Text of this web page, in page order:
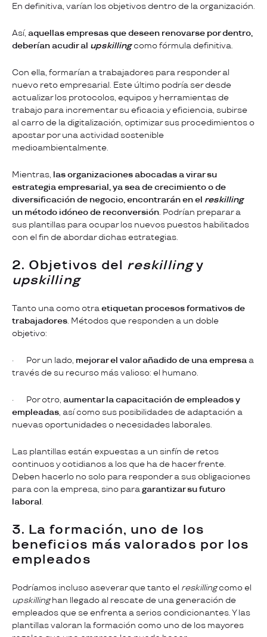
En definitiva, varían los objetivos dentro de la organización.
Así, aquellas empresas que deseen renovarse por dentro,
deberían acudir al upskillingcomo fórmula definitiva.
Con ella, formarían a trabajadores para responder al
nuevo reto empresarial. Este último podría ser desde
actualizar los protocolos, equipos y herramientas de
trabajo para incrementar su eficacia y eficiencia, subirse
al carro de la digitalización, optimizar sus procedimientos o
apostar por una actividad sostenible
medioambientalmente.
Mientras, las organizaciones abocadas a virar su
estrategia empresarial, ya sea de crecimiento o de
diversificación de negocio, encontrarán en el reskilling
un método idóneo de reconversión. Podrían preparar a
sus plantillas para ocupar los nuevos puestos habilitados
con el fin de abordar dichas estrategias.
2. Objetivos del reskillingy
upskilling
Tanto una como otraetiquetan procesos formativos de
trabajadores. Métodos que responden a un doble
objetivo:
· Por un lado, mejorar el valor añadido de una empresa a
través de su recurso más valioso: el humano.
· Por otro, aumentar la capacitación de empleados y
empleadas, así como sus posibilidades de adaptación a
nuevas oportunidades o necesidades laborales.
Las plantillas están expuestas a un sinfín de retos
continuos y cotidianos a los que ha de hacer frente.
Deben hacerlo no solo para responder a sus obligaciones
para con la empresa, sino para garantizar su futuro
laboral.
3. La formación, uno de los
beneficios más valorados por los
empleados
Podríamos incluso aseverar que tanto el reskillingcomo el
upskillinghan llegado al rescate de una generación de
empleados que se enfrenta a serios condicionantes. Y las
plantillas valoran la formación como uno de los mayores